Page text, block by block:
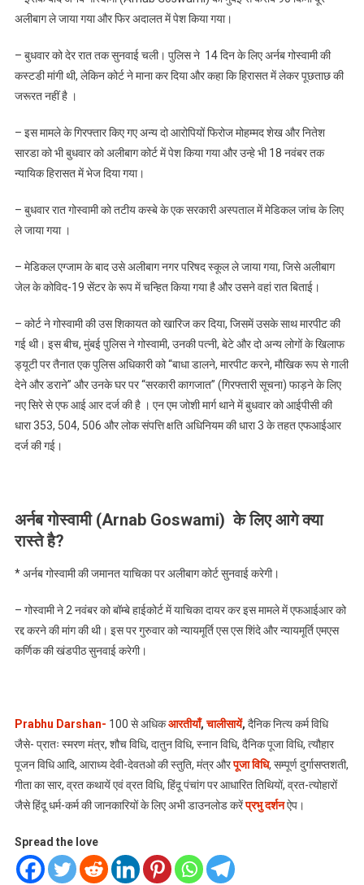
अलीबाग ले जाया गया और फिर अदालत में पेश किया गया।
– बुधवार को देर रात तक सुनवाई चली। पुलिस ने 14 दिन के लिए अर्नब गोस्वामी की
कस्टडी मांगी थी, लेकिन कोर्ट ने माना कर दिया और कहा कि हिरासत में लेकर पूछताछ की
जरूरत नहीं है ।
– इस मामले के गिरफ्तार किए गए अन्य दो आरोपियों फिरोज मोहम्मद शेख और नितेश
सारडा को भी बुधवार को अलीबाग कोर्ट में पेश किया गया और उन्हे भी 18 नवंबर तक
न्यायिक हिरासत में भेज दिया गया।
– बुधवार रात गोस्वामी को तटीय कस्बे के एक सरकारी अस्पताल में मेडिकल जांच के लिए
ले जाया गया ।
– मेडिकल एग्जाम के बाद उसे अलीबाग नगर परिषद स्कूल ले जाया गया, जिसे अलीबाग
जेल के कोविद-19 सेंटर के रूप में चन्हित किया गया है और उसने वहां रात बिताई।
– कोर्ट ने गोस्वामी की उस शिकायत को खारिज कर दिया, जिसमें उसके साथ मारपीट की
गई थी। इस बीच, मुंबई पुलिस ने गोस्वामी, उनकी पत्नी, बेटे और दो अन्य लोगों के खिलाफ
ड्यूटी पर तैनात एक पुलिस अधिकारी को “बाधा डालने, मारपीट करने, मौखिक रूप से गाली
देने और डराने” और उनके घर पर “सरकारी कागजात” (गिरफ्तारी सूचना) फाड़ने के लिए
नए सिरे से एफ आई आर दर्ज की है । एन एम जोशी मार्ग थाने में बुधवार को आईपीसी की
धारा 353, 504, 506 और लोक संपत्ति क्षति अधिनियम की धारा 3 के तहत एफआईआर
दर्ज की गई।
अर्नब गोस्वामी (Arnab Goswami) के लिए आगे क्या
रास्ते है?
* अर्नब गोस्वामी की जमानत याचिका पर अलीबाग कोर्ट सुनवाई करेगी।
– गोस्वामी ने 2 नवंबर को बॉम्बे हाईकोर्ट में याचिका दायर कर इस मामले में एफआईआर को
रद्द करने की मांग की थी। इस पर गुरुवार को न्यायमूर्ति एस एस शिंदे और न्यायमूर्ति एमएस
कर्णिक की खंडपीठ सुनवाई करेगी।
Prabhu Darshan- 100 से अधिकआरतीयाँ,चालीसायें, दैनिक नित्य कर्म विधि
जैसे- प्रातः स्मरण मंत्र, शौच विधि, दातुन विधि, स्नान विधि, दैनिक पूजा विधि, त्यौहार
पूजन विधि आदि, आराध्य देवी-देवतओ की स्तुति, मंत्र औरपूजा विधि, सम्पूर्ण दुर्गासप्तशती,
गीता का सार, व्रत कथायें एवं व्रत विधि, हिंदू पंचांग पर आधारित तिथियों, व्रत-त्योहारों
जैसे हिंदू धर्म-कर्म की जानकारियों के लिए अभी डाउनलोड करेंप्रभु दर्शनऐप।
Spread the love